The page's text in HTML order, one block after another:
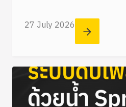
27 July 2026